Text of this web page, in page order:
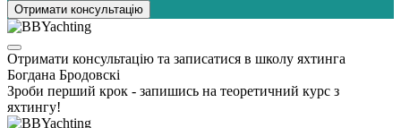
Отримати консультацію
Отримати консультацію та записатися в школу яхтинга
Богдана Бродовскі
Зроби перший крок - запишись на теоретичний курс з
яхтингу!